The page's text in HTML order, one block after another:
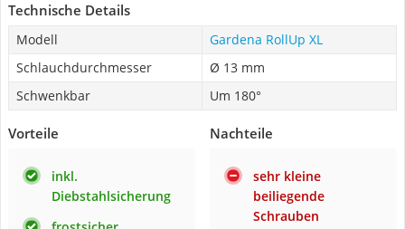
Technische Details
Modell
Gardena RollUp XL
Schlauchdurchmesser
Ø 13 mm
Schwenkbar
Um 180°
Vorteile
inkl.
Diebstahlsicherung
Nachteile
sehr kleine
beiliegende
Schrauben